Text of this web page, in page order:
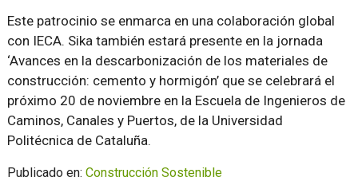
Este patrocinio se enmarca en una colaboración global
con IECA. Sika también estará presente en la jornada
‘Avances en la descarbonización de los materiales de
construcción: cemento y hormigón’ que se celebrará el
próximo 20 de noviembre en la Escuela de Ingenieros de
Caminos, Canales y Puertos, de la Universidad
Politécnica de Cataluña.
Publicado en: Construcción Sostenible